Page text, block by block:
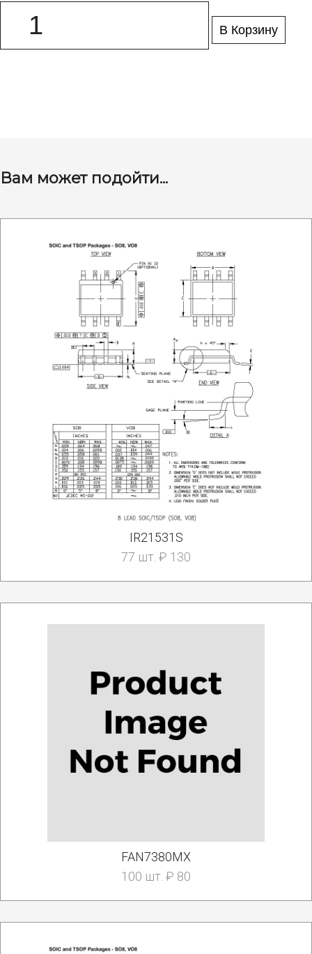
В Корзину
Вам может подойти...
IR21531S
77 шт. ₽ 130
FAN7380MX
100 шт. ₽ 80